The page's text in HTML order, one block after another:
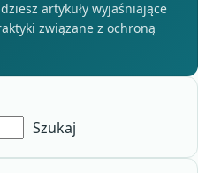
artykuły wyjaśniające
związane z ochroną
Szukaj